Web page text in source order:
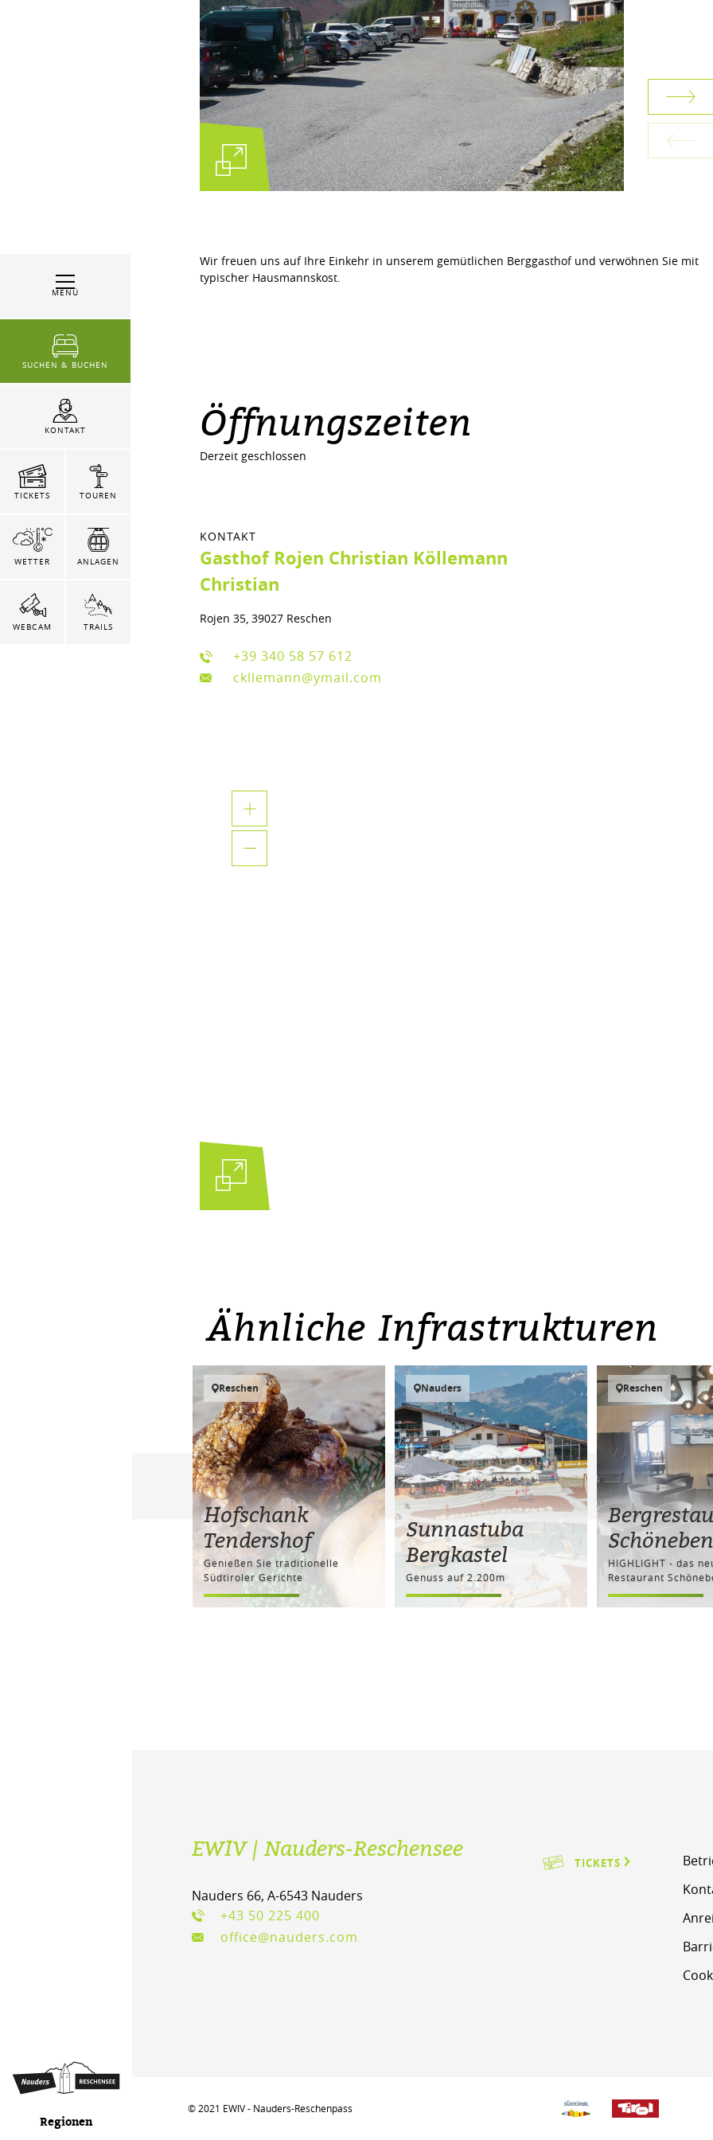
Regionen
MENÜ
SUCHEN & BUCHEN
KONTAKT
TICKETS TOUREN
WETTER ANLAGEN
WEBCAM TRAILS
Wir freuen uns auf Ihre Einkehr in unserem gemütlichen Berggasthof und verwöhnen Sie mit
typischer Hausmannskost.
Öffnungszeiten
Derzeit geschlossen
KONTAKT
Gasthof Rojen Christian Köllemann
Christian
Rojen 35, 39027 Reschen
+39 340 58 57 612
ckllemann@ymail.com
Ähnliche Infrastrukturen
Reschen
Hofschank
Tendershof
Genießen Sie traditionelle
Südtiroler Gerichte
Nauders
Sunnastuba
Bergkastel
Genuss auf 2.200m
Reschen
Schöneben
HIGHLIGHT - das
Restaurant
EWIV | Nauders-Reschensee
Nauders 66, A-6543 Nauders
+43 50 225 400
office@nauders.com
TICKETS
© 2021 EWIV - Nauders-Reschenpass